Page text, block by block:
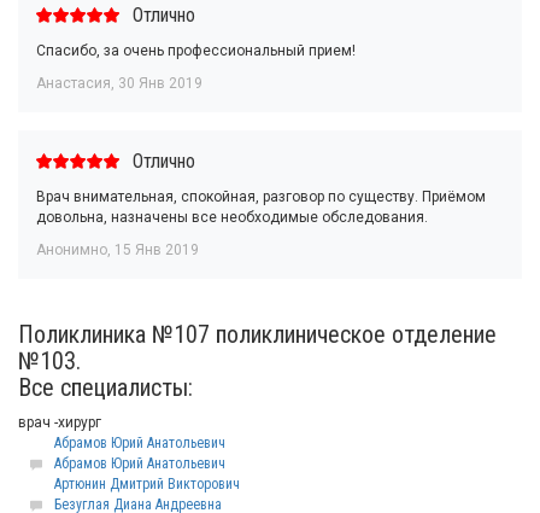
Отлично
Спасибо, за очень профессиональный прием!
Анастасия, 30 Янв 2019
Отлично
Врач внимательная, спокойная, разговор по существу. Приёмом
довольна, назначены все необходимые обследования.
Анонимно, 15 Янв 2019
Поликлиника №107 поликлиническое отделение
№103.
Все специалисты:
врач -хирург
Абрамов Юрий Анатольевич
Абрамов Юрий Анатольевич
Артюнин Дмитрий Викторович
Безуглая Диана Андреевна